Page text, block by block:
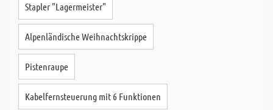
Stapler "Lagermeister"
Alpenländische Weihnachtskrippe
Pistenraupe
Kabelfernsteuerung mit 6 Funktionen